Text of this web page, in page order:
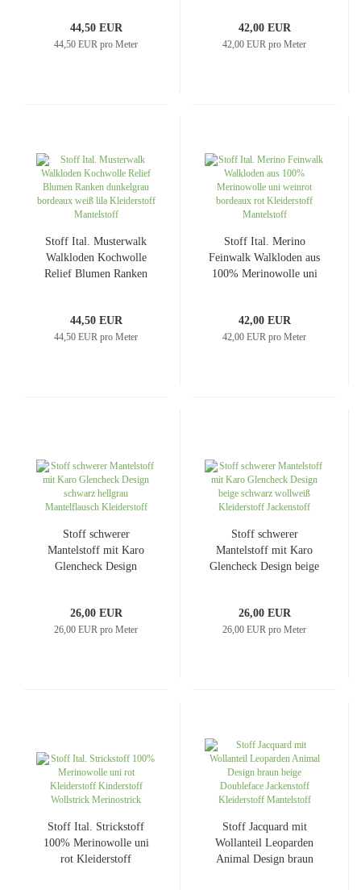
44,50 EUR
44,50 EUR pro Meter
42,00 EUR
42,00 EUR pro Meter
Stoff Ital. Musterwalk
Walkloden Kochwolle
Relief Blumen Ranken
Mantelstoff
44,50 EUR
44,50 EUR pro Meter
Stoff Ital. Merino
Feinwalk Walkloden aus
100% Merinowolle uni
42,00 EUR
42,00 EUR pro Meter
Stoff schwerer
Mantelstoff mit Karo
Glencheck Design
Kleiderstoff
26,00 EUR
26,00 EUR pro Meter
Stoff schwerer
Mantelstoff mit Karo
Glencheck Design beige
26,00 EUR
26,00 EUR pro Meter
Stoff Ital. Strickstoff
100% Merinowolle uni
rot Kleiderstoff
Stoff Jacquard mit
Wollanteil Leoparden
Animal Design braun